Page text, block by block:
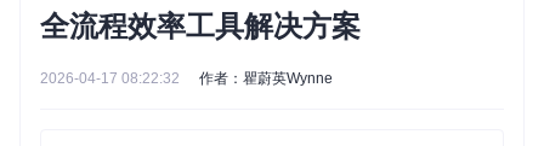
全流程效率工具解决方案
2026-04-17 08:22:32 作者：瞿蔚英Wynne